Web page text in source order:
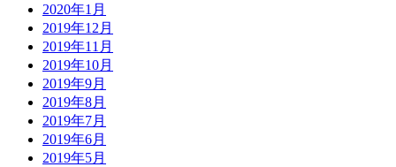
2020年1月
2019年12月
2019年11月
2019年10月
2019年9月
2019年8月
2019年7月
2019年6月
2019年5月